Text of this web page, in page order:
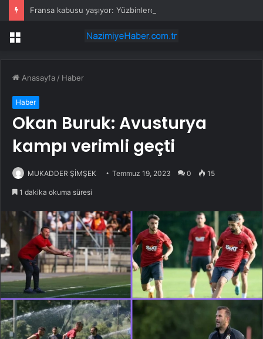
Menü
Anasayfa / Haber
Haber
Okan Buruk: Avusturya
kampı verimli geçti
MUKADDER ŞİMŞEK Temmuz 19, 2023 0 15
1 dakika okuma süresi